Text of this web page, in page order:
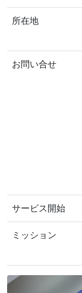
所在地
お問い合せ
サービス開始
ミッション